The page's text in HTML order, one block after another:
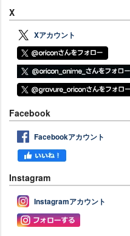
X
Xアカウント
Facebook
Facebookアカウント
Instagram
Instagramアカウント